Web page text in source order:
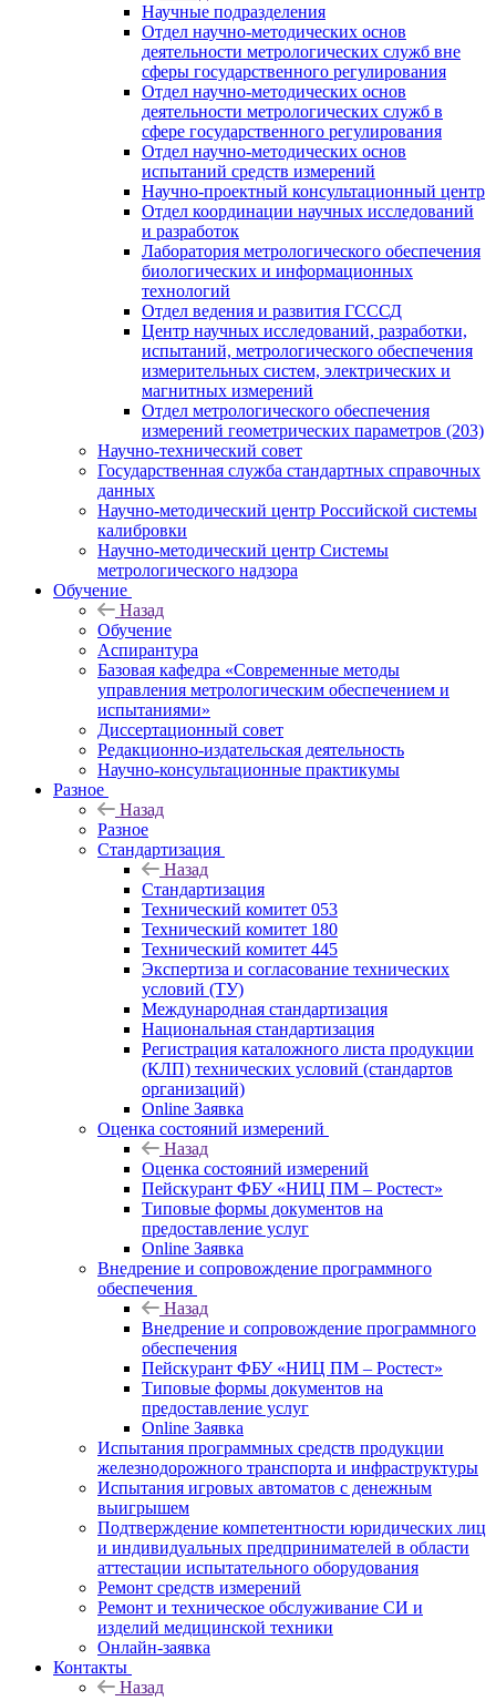
Научные подразделения
Отдел научно-методических основ
деятельности метрологических служб вне
сферы государственного регулирования
Отдел научно-методических основ
деятельности метрологических служб в
сфере государственного регулирования
Отдел научно-методических основ
испытаний средств измерений
Научно-проектный консультационный центр
Отдел координации научных исследований
и разработок
Лаборатория метрологического обеспечения
биологических и информационных
технологий
Отдел ведения и развития ГСССД
Центр научных исследований, разработки,
испытаний, метрологического обеспечения
измерительных систем, электрических и
магнитных измерений
Отдел метрологического обеспечения
измерений геометрических параметров (203)
Научно-технический совет
Государственная служба стандартных справочных
данных
Научно-методический центр Российской системы
калибровки
Научно-методический центр Системы
метрологического надзора
Обучение
Назад
Обучение
Аспирантура
Базовая кафедра «Современные методы
управления метрологическим обеспечением и
испытаниями»
Диссертационный совет
Редакционно-издательская деятельность
Научно-консультационные практикумы
Разное
Назад
Разное
Стандартизация
Назад
Стандартизация
Технический комитет 053
Технический комитет 180
Технический комитет 445
Экспертиза и согласование технических
условий (ТУ)
Международная стандартизация
Национальная стандартизация
Регистрация каталожного листа продукции
(КЛП) технических условий (стандартов
организаций)
Online Заявка
Оценка состояний измерений
Назад
Оценка состояний измерений
Пейскурант ФБУ «НИЦ ПМ – Ростест»
Типовые формы документов на
предоставление услуг
Online Заявка
Внедрение и сопровождение программного
обеспечения
Назад
Внедрение и сопровождение программного
обеспечения
Пейскурант ФБУ «НИЦ ПМ – Ростест»
Типовые формы документов на
предоставление услуг
Online Заявка
Испытания программных средств продукции
железнодорожного транспорта и инфраструктуры
Испытания игровых автоматов с денежным
выигрышем
Подтверждение компетентности юридических лиц
и индивидуальных предпринимателей в области
аттестации испытательного оборудования
Ремонт средств измерений
Ремонт и техническое обслуживание СИ и
изделий медицинской техники
Онлайн-заявка
Контакты
Назад